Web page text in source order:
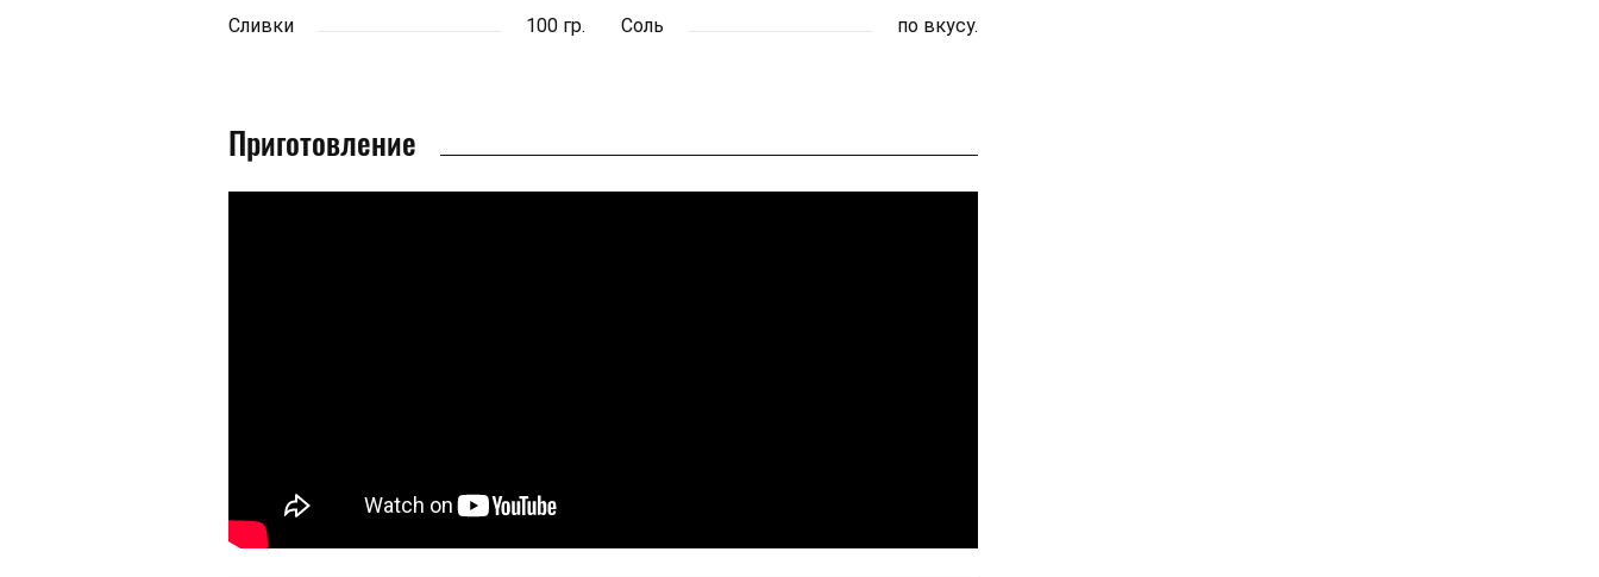
Сливки
100 гр. Соль по вкусу.
Приготовление